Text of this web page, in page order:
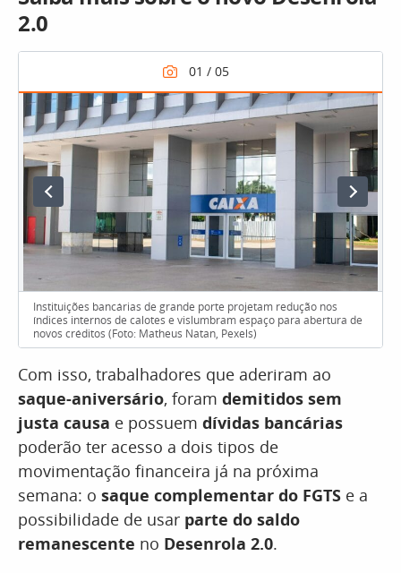
2.0
Instituições bancárias de grande porte projetam redução nos
índices internos de calotes e vislumbram espaço para abertura de
novos créditos (Foto: Matheus Natan, Pexels)
Com isso, trabalhadores que aderiram ao
saque-aniversário, foram demitidos sem
justa causa e possuem dívidas bancárias
poderão ter acesso a dois tipos de
movimentação financeira já na próxima
semana: o saque complementar do FGTS e a
possibilidade de usar parte do saldo
remanescente no Desenrola 2.0.